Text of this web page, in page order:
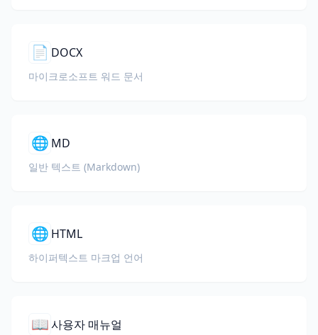
📄 DOCX
마이크로소프트 워드 문서
🌐 MD
일반 텍스트 (Markdown)
🌐 HTML
하이퍼텍스트 마크업 언어
📖사용자 매뉴얼